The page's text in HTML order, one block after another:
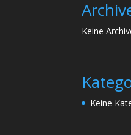
Keine
Keine